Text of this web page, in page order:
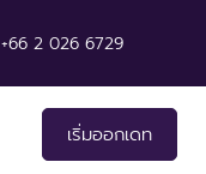
+66 2 026 6729
เริ่มออกเดท